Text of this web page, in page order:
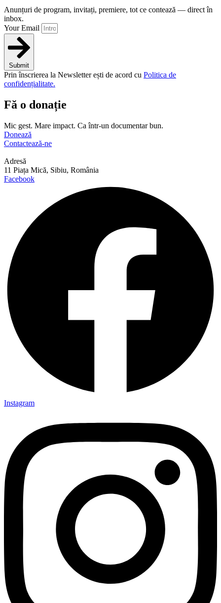
Anunțuri de program, invitați, premiere, tot ce contează — direct în
inbox.
Your Email
Submit
Prin înscrierea la Newsletter ești de acord cu Politica de
confidențialitate.
Fă o donație
Mic gest. Mare impact. Ca într-un documentar bun.
Donează
Contactează-ne
Adresă
11 Piața Mică, Sibiu, România
Facebook
Instagram